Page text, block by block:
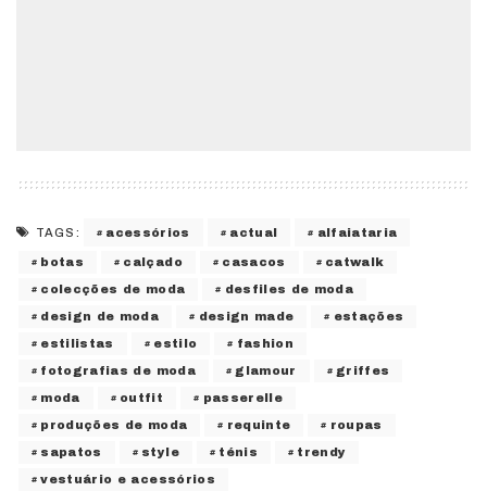
TAGS: acessórios actual alfaiataria
botas calçado casacos catwalk
colecções de moda desfiles de moda
design de moda design made estações
estilistas estilo fashion
fotografias de moda glamour griffes
moda outfit passerelle
produções de moda requinte roupas
sapatos style ténis trendy
vestuário e acessórios